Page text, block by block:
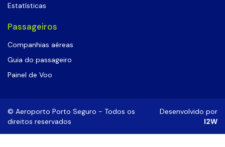
Estatísticas
Passageiros
Companhias aéreas
Guia do passageiro
Painel de Voo
© Aeroporto Porto Seguro - Todos os
direitos reservados
Desenvolvido por
I2W